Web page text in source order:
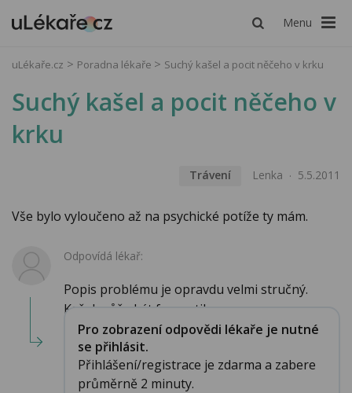
Menu
uLékaře.cz Poradna lékaře Suchý kašel a pocit něčeho v krku
Suchý kašel a pocit něčeho v
krku
Trávení Lenka 5.5.2011
Vše bylo vyloučeno až na psychické potíže ty mám.
Odpovídá lékař:
Popis problému je opravdu velmi stručný.
Kašel může být forma tiku....
Pro zobrazení odpovědi lékaře je nutné
se přihlásit.
Přihlášení/registrace je zdarma a zabere
průměrně 2 minuty.